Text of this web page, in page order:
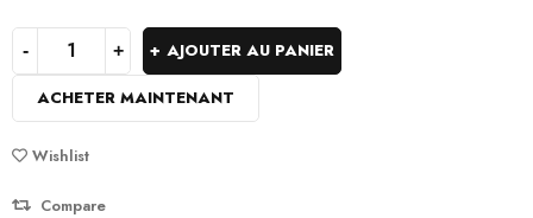
AJOUTER AU PANIER
ACHETER MAINTENANT
Wishlist
Compare